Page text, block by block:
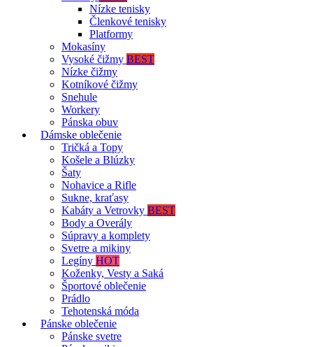
Nízke tenisky
Členkové tenisky
Platformy
Mokasíny
Vysoké čižmy BEST
Nízke čižmy
Kotníkové čižmy
Snehule
Workery
Pánska obuv
Dámske oblečenie
Tričká a Topy
Košele a Blúzky
Šaty
Nohavice a Rifle
Sukne, kraťasy
Kabáty a Vetrovky BEST
Body a Overály
Súpravy a komplety
Svetre a mikiny
Legíny HOT
Koženky, Vesty a Saká
Športové oblečenie
Prádlo
Tehotenská móda
Pánske oblečenie
Pánske svetre